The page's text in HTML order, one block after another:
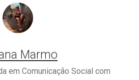
Marmo
em Comunicação Social com